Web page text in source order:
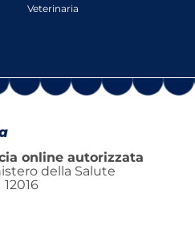
Veterinaria
online autorizzata
della Salute